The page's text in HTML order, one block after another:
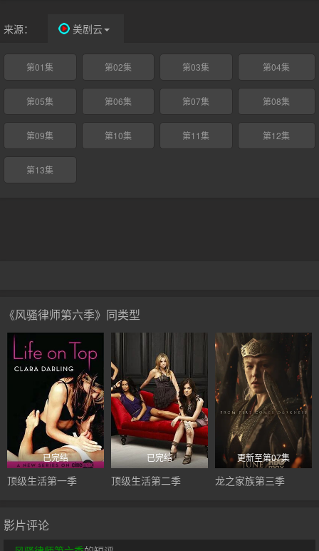
来源： 美剧云
第01集 第02集 第03集 第04集
第05集 第06集 第07集 第08集
第09集 第10集 第11集 第12集
第13集
《风骚律师第六季》同类型
已完结
顶级生活第一季
已完结
顶级生活第二季
更新至第07集
龙之家族第三季
影片评论